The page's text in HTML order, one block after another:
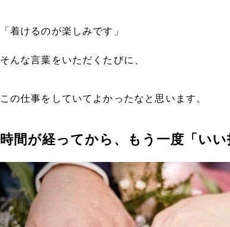
「着けるのが楽しみです」
そんな言葉をいただくたびに、
この仕事をしていてよかったなと思います。
時間が経ってから、もう一度「いい